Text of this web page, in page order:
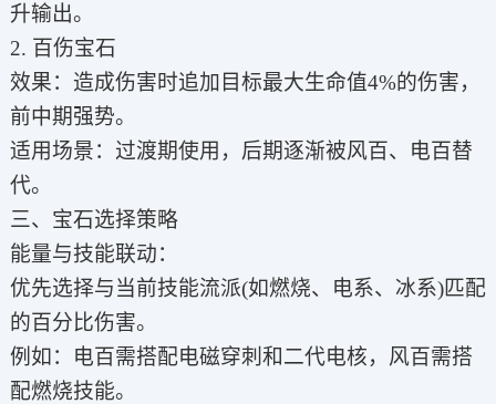
升输出。
2. 百伤宝石
效果：造成伤害时追加目标最大生命值4%的伤害，
前中期强势。
适用场景：过渡期使用，后期逐渐被风百、电百替
代。
三、宝石选择策略
能量与技能联动：
优先选择与当前技能流派(如燃烧、电系、冰系)匹配
的百分比伤害。
例如：电百需搭配电磁穿刺和二代电核，风百需搭
配燃烧技能。